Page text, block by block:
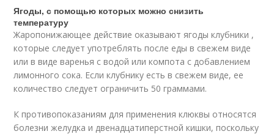
Ягоды, с помощью которых можно снизить
температуру
Жаропонижающее действие оказывают ягоды клубники ,
которые следует употреблять после еды в свежем виде
или в виде варенья с водой или компота с добавлением
лимонного сока. Если клубнику есть в свежем виде, ее
количество следует ограничить 50 граммами.
К противопоказаниям для применения клюквы относятся
болезни желудка и двенадцатиперстной кишки, поскольку